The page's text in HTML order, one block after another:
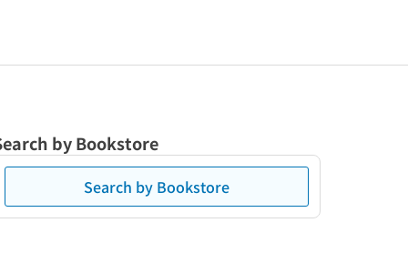
by Bookstore
Search by Bookstore